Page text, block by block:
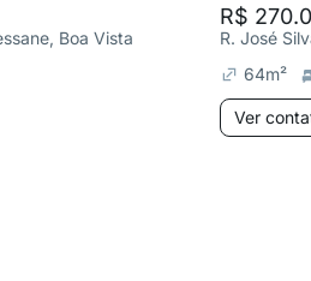
Boa Vista
R$
R. José
64m²
Ver